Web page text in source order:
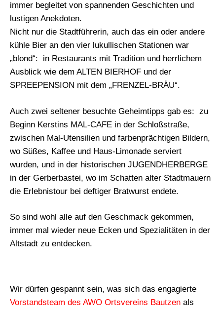
immer begleitet von spannenden Geschichten und
lustigen Anekdoten.
Nicht nur die Stadtführerin, auch das ein oder andere
kühle Bier an den vier lukullischen Stationen war
„blond“: in Restaurants mit Tradition und herrlichem
Ausblick wie dem ALTEN BIERHOF und der
SPREEPENSION mit dem „FRENZEL-BRÄU“.
Auch zwei seltener besuchte Geheimtipps gab es: zu
Beginn Kerstins MAL-CAFE in der Schloßstraße,
zwischen Mal-Utensilien und farbenprächtigen Bildern,
wo Süßes, Kaffee und Haus-Limonade serviert
wurden, und in der historischen JUGENDHERBERGE
in der Gerberbastei, wo im Schatten alter Stadtmauern
die Erlebnistour bei deftiger Bratwurst endete.
So sind wohl alle auf den Geschmack gekommen,
immer mal wieder neue Ecken und Spezialitäten in der
Altstadt zu entdecken.
Wir dürfen gespannt sein, was sich das engagierte
Vorstandsteam des AWO Ortsvereins Bautzen als